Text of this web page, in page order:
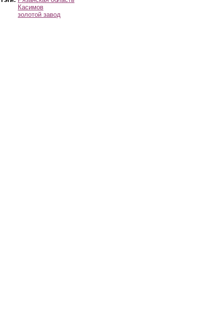
Касимов
золотой завод